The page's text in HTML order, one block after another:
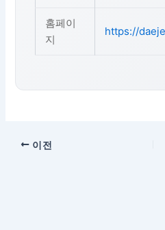
홈페이
지
https://
이전